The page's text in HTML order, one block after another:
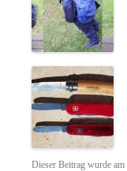
Dieser Beitrag wurde am